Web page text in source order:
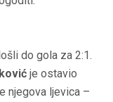
do gola za 2:1.
je ostavio
njegova ljevica –